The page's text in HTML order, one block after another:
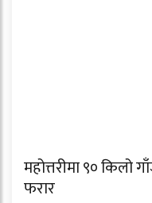
महोत्तरीमा ९० किलो
फरार